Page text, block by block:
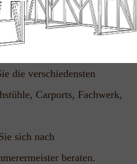
die verschiedensten
Carports, Fachwerk,
sich nach
beraten.